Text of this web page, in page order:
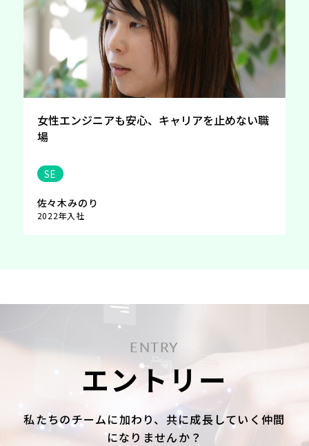
女性エンジニアも安心、キャリアを止めない職
場
SE
佐々木みのり
2022年入社
ENTRY
エントリー
私たちのチームに加わり、共に成長していく仲間
になりませんか？